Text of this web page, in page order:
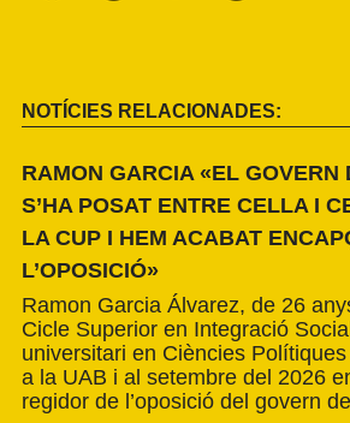
NOTÍCIES RELACIONADES:
RAMON GARCIA «EL GOVERN
S’HA POSAT ENTRE CELLA I
LA CUP I HEM ACABAT
L’OPOSICIÓ»
Ramon Garcia Álvarez, de 26
Cicle Superior en Integració
universitari en Ciències
a la UAB i al setembre del 2026
regidor de l’oposició del govern